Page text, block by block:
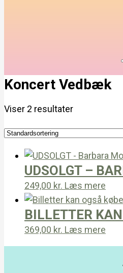
Koncert Vedbæk
Viser 2 resultater
UDSOLGT –
249,00 kr. Læs mere
BILLETTER
369,00 kr. Læs mere